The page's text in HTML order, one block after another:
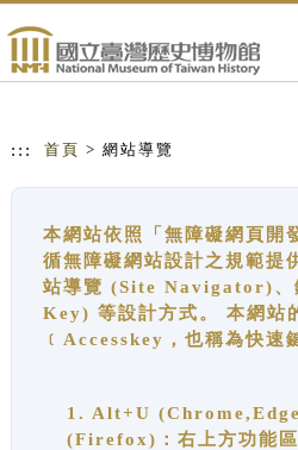
::: 首頁 > 網站導覽
本網站依照「無障礙網頁開
循無障礙網站設計之規範提
站導覽 (Site Navigator)、
Key) 等設計方式。 本網站
﹝Accesskey，也稱為快速
1. Alt+U
(Firefox)：右上方功能